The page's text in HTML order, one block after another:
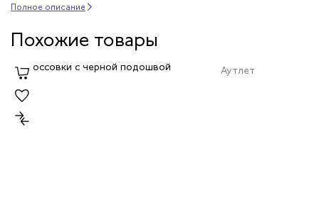
Полное описание
Похожие товары
Аутлет